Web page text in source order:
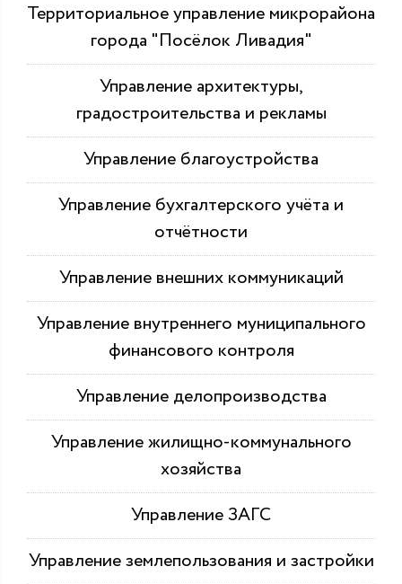
Территориальное управление микрорайона
города "Посёлок Ливадия"
Управление архитектуры,
градостроительства и рекламы
Управление благоустройства
Управление бухгалтерского учёта и
отчётности
Управление внешних коммуникаций
Управление внутреннего муниципального
финансового контроля
Управление делопроизводства
Управление жилищно-коммунального
хозяйства
Управление ЗАГС
Управление землепользования и застройки